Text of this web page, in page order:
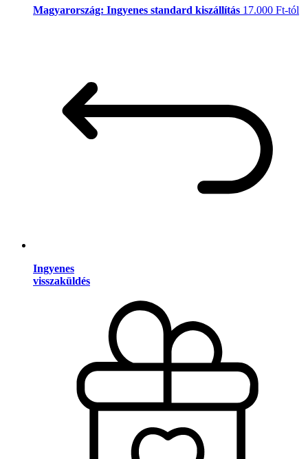
Magyarország: Ingyenes standard kiszállítás 17.000 Ft-tól
Ingyenes
visszaküldés